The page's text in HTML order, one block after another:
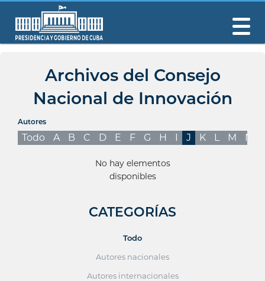
Archivos del Consejo
Nacional de Innovación
Autores
Todo A B C D E F G H I J K L M N
No hay elementos
disponibles
CATEGORÍAS
Todo
Autores nacionales
Autores internacionales